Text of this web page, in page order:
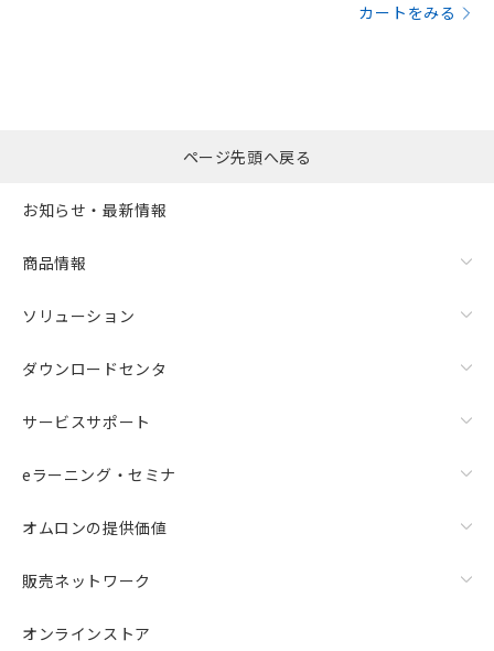
カートをみる
ページ先頭へ戻る
お知らせ・最新情報
商品情報
ソリューション
ダウンロードセンタ
サービスサポート
eラーニング・セミナ
オムロンの提供価値
販売ネットワーク
オンラインストア